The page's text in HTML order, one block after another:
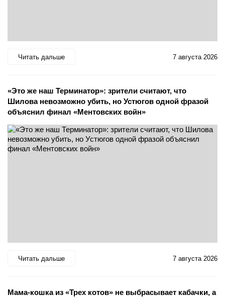
Читать дальше 7 августа 2026
«Это же наш Терминатор»: зрители считают, что
Шилова невозможно убить, но Устюгов одной фразой
объяснил финал «Ментовских войн»
Читать дальше 7 августа 2026
Мама-кошка из «Трех котов» не выбрасывает кабачки, а